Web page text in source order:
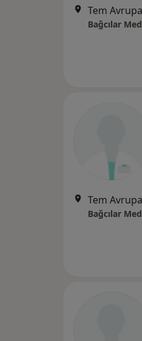
Bağcılar
Bağcılar